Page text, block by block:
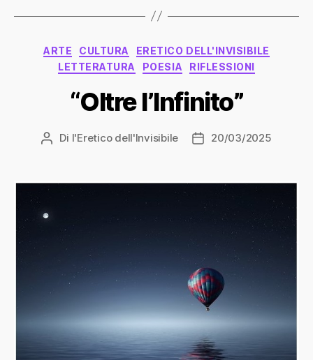
Categorie
ARTE CULTURA
ERETICO DELL'INVISIBILE
LETTERATURA
POESIA RIFLESSIONI
“Oltre l’Infinito”
Autore
Di l'Eretico dell'Invisibile
Data20/03/2025